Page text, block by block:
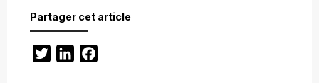
Partager cet article
TwitterLinkedIn